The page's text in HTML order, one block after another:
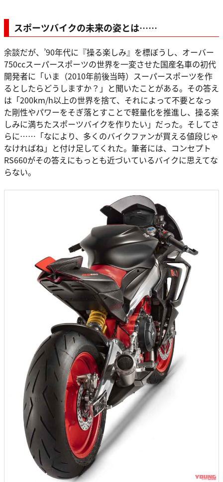
スポーツバイクの未来の姿とは……
余談だが、’90年代に『操る楽しみ』を標ぼうし、オーバー
750ccスーパースポーツの世界を一変させた国産名車の初代
開発者に「いま（2010年前後当時）スーパースポーツを作
るとしたらどうしますか？」と聞いたことがある。その答え
は「200km/h以上の世界を捨て、それによって不要となっ
た剛性やパワーをそぎ落とすことで軽量化を推進し、操る楽
しみに満ちたスポーツバイクを作りたい」だった。そしてさ
らに……「なにより、多くのバイクファンが買える値段じゃ
なければね」と付け足してくれた。筆者には、コンセプト
RS660がその答えにもっとも近づいているバイクに思えてな
らない。